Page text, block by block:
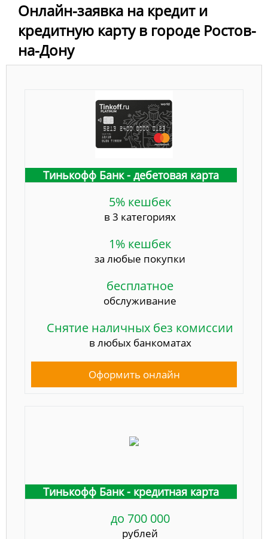
Онлайн-заявка на кредит и
кредитную карту в городе Ростов-
на-Дону
Тинькофф Банк - дебетовая карта
5% кешбек
в 3 категориях
1% кешбек
за любые покупки
бесплатное
обслуживание
Снятие наличных без комиссии
в любых банкоматах
Оформить онлайн
Тинькофф Банк - кредитная карта
до 700 000
рублей